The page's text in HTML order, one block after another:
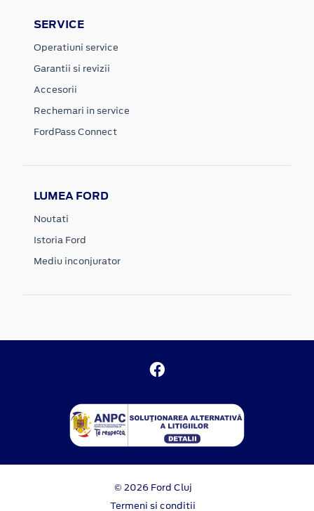
SERVICE
Operatiuni service
Garantii si revizii
Accesorii
Rechemari in service
FordPass Connect
LUMEA FORD
Noutati
Istoria Ford
Mediu inconjurator
© 2026 Ford Cluj
Termeni si conditii